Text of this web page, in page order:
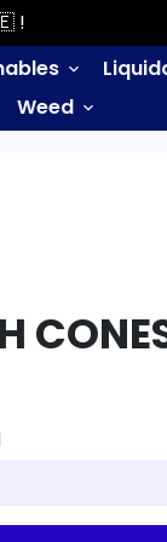
!
keyboard_arrow_down
Weed keyboard_arrow_down